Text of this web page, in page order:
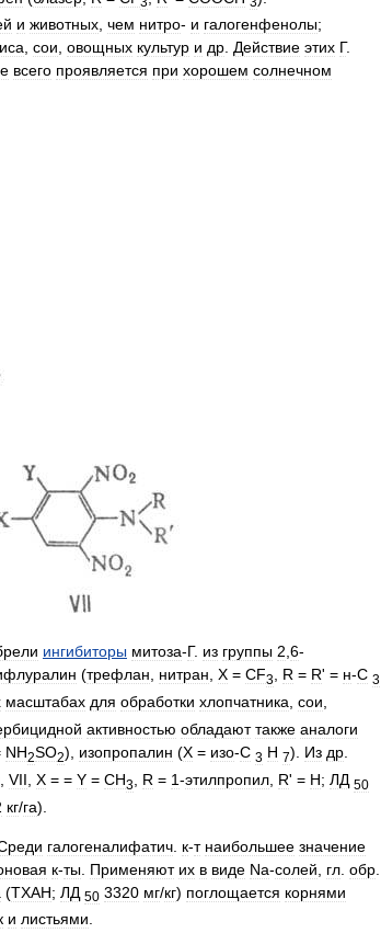
и животных, чем нитро- и галогенфенолы;
, сои, овощных культур и др. Действие этих Г.
всего проявляется при хорошем солнечном
ингибиторы митоза-Г. из группы 2,6-
(трефлан, нитран, X = CF3, R = R' = н-С 3
масштабах для обработки хлопчатника сои
активностью обладают также аналоги
NH2SO2), изопропалин (X = изо-С 3 Н 7). Из др
VII X = = Y = CH3 R = 1-этилпропил R' = H; ЛД 50
кг/га).
галогеналифатич к-т наибольшее значение
к-ты Применяют их в виде Na-солей гл обр
(TXAH; ЛД 50 3320 мг/кг) поглощается корнями
и листьями.